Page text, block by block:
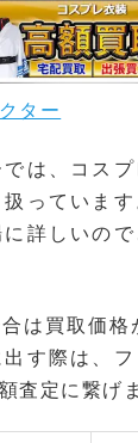
ター
は、コス
っていま
詳しいの
は買取価
す際は、
査定に繋げ